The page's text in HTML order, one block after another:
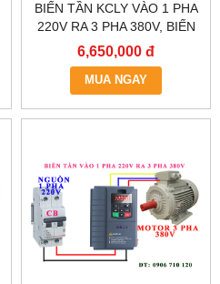
BIẾN TẦN KCLY VÀO 1 PHA
220V RA 3 PHA 380V, BIẾN
TẦN KCLY KOC600-
7R5GT3-B
6,650,000 đ
MUA NGAY